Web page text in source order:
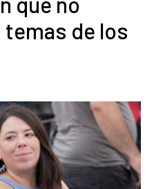
de los